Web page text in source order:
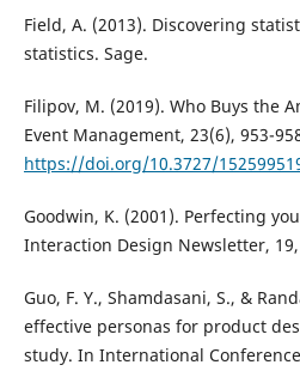
Field, A. (2013). Discovering
statistics. Sage.
Filipov, M. (2019). Who Buys the
Event Management, 23(6), 953-
https://doi.org/10.3727/
Goodwin, K. (2001). Perfecting
Interaction Design Newsletter, 19,
Guo, F. Y., Shamdasani, S., &
effective personas for product
study. In International